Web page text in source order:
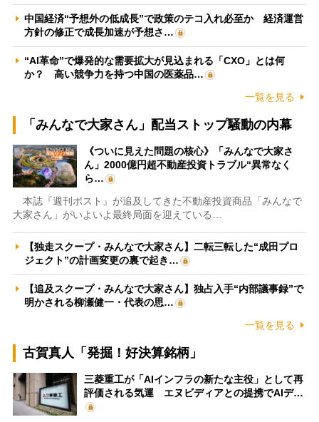
中国経済“予想外の低成長”で政策のテコ入れ必至か 経済運営
方針の修正で成長加速が予想さ…
“AI革命”で爆発的な需要拡大が見込まれる「CXO」とは何
か？ 高い競争力を持つ中国の医薬品…
一覧を見る
「みんなで大家さん」配当ストップ騒動の内幕
《ついに見えた問題の核心》「みんなで大家さ
ん」2000億円超不動産投資トラブル“異常なく
ら…
本誌『週刊ポスト』が追及してきた不動産投資商品「みんなで
大家さん」がいよいよ最終局面を迎えている…
【独走スクープ・みんなで大家さん】二転三転した“成田プロ
ジェクト”の計画変更の裏で起き…
【追及スクープ・みんなで大家さん】独占入手“内部議事録”で
明かされる柳瀬健一・代表の思…
一覧を見る
古賀真人「発掘！好決算銘柄」
三菱重工が「AIインフラの新たな主役」として再
評価される気運 エヌビディアとの提携でAIデ…